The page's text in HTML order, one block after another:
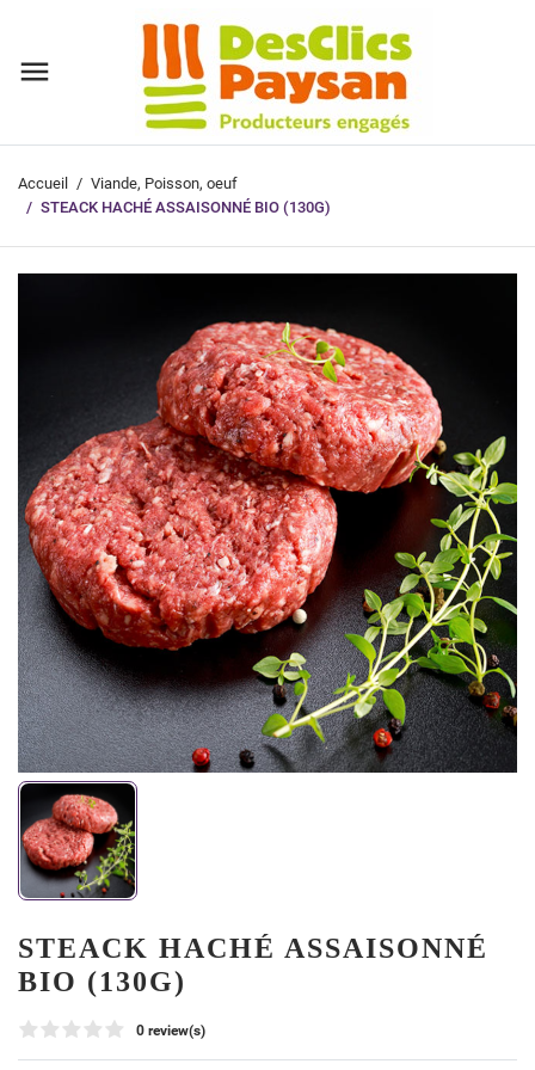
Accueil
Viande, Poisson, oeuf
STEACK HACHÉ ASSAISONNÉ BIO (130G)
STEACK HACHÉ ASSAISONNÉ
BIO (130G)
0 review(s)